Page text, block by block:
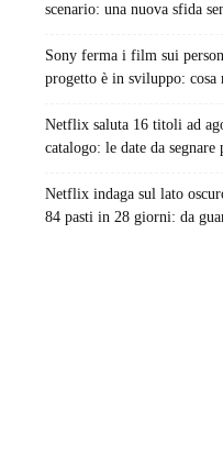
scenario: una nuova sfida
Sony ferma i film sui
progetto è in sviluppo: cosa
Netflix saluta 16 titoli ad
catalogo: le date da
Netflix indaga sul lato
84 pasti in 28 giorni: da